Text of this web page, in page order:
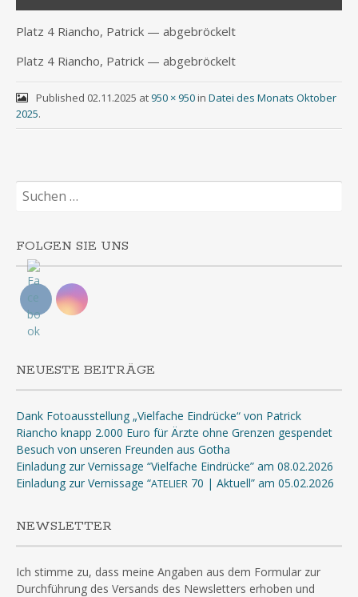
Platz 4 Riancho, Patrick — abgebröckelt
Platz 4 Riancho, Patrick — abgebröckelt
Published 02.11.2025 at950 × 950in Datei des Monats Oktober
2025.
Suchen
nach:
FOLGEN SIE UNS
NEUESTE BEITRÄGE
Dank Fotoausstellung „Vielfache Eindrücke“ von Patrick
Riancho knapp 2.000 Euro für Ärzte ohne Grenzen gespendet
Besuch von unseren Freunden aus Gotha
Einladung zur Vernissage “Vielfache Eindrücke” am 08.02.2026
Einladung zur Vernissage “ATELIER 70 | Aktuell” am 05.02.2026
NEWSLETTER
Ich stimme zu, dass meine Angaben aus dem Formular zur
Durchführung des Versands des Newsletters erhoben und